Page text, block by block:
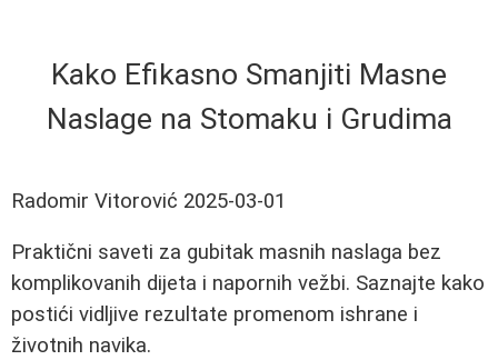
Kako Efikasno Smanjiti Masne
Naslage na Stomaku i Grudima
Radomir Vitorović 2025-03-01
Praktični saveti za gubitak masnih naslaga bez
komplikovanih dijeta i napornih vežbi. Saznajte kako
postići vidljive rezultate promenom ishrane i
životnih navika.